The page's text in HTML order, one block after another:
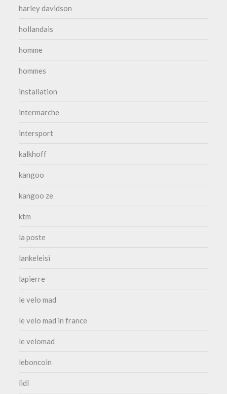
harley davidson
hollandais
homme
hommes
installation
intermarche
intersport
kalkhoff
kangoo
kangoo ze
ktm
la poste
lankeleisi
lapierre
le velo mad
le velo mad in france
le velomad
leboncoin
lidl